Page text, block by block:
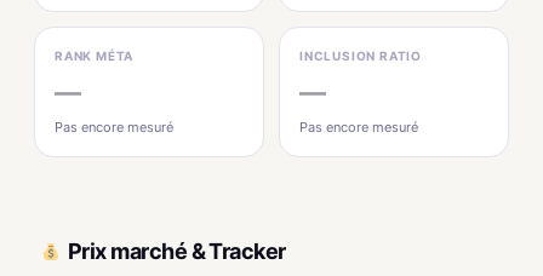
RANK MÉTA
—
Pas encore mesuré
INCLUSION RATIO
—
Pas encore mesuré
Prix marché & Tracker